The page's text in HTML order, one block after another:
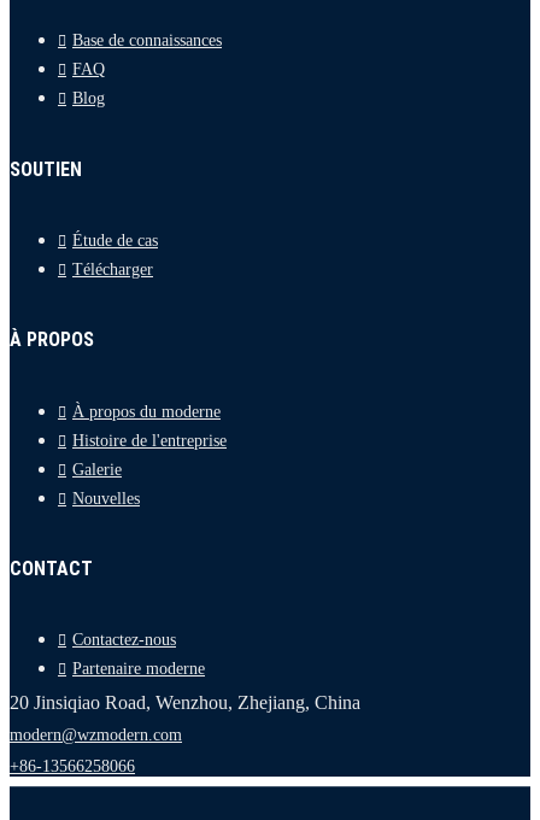
Base de connaissances
FAQ
Blog
SOUTIEN
Étude de cas
Télécharger
À PROPOS
À propos du moderne
Histoire de l'entreprise
Galerie
Nouvelles
CONTACT
Contactez-nous
Partenaire moderne
20 Jinsiqiao Road, Wenzhou, Zhejiang, China
modern@wzmodern.com
+86-13566258066